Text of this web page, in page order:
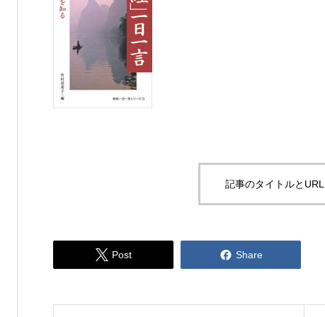
記事のタイトルと
 Post  Share